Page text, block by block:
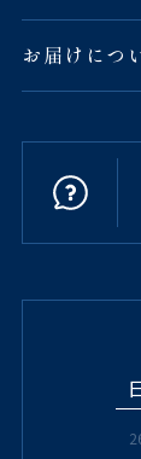
お届けにつ